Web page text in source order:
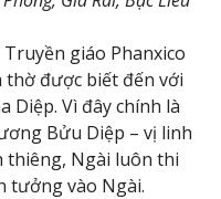
giáo Phanxico
thờ được biết đến với
Diệp. Vì đây chính là
Bửu Diệp – vị linh
thiêng, Ngài luôn thi
tưởng vào Ngài.